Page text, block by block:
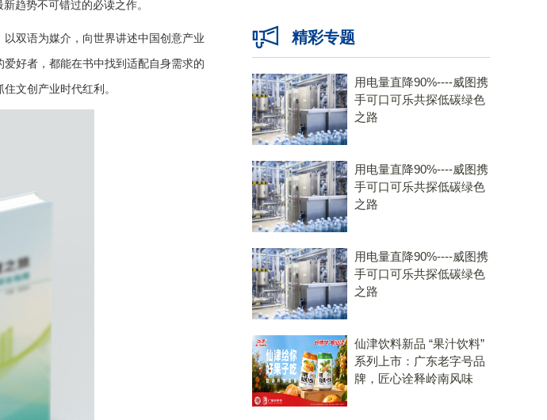
趋势不可错过的必读之作。
双语为媒介，向世界讲述中国创意产业
好者，都能在书中找到适配自身需求的
文创产业时代红利 。
精彩专题
用电量直降90%----威图携
手可口可乐共探低碳绿色
之路
用电量直降90%----威图携
手可口可乐共探低碳绿色
之路
用电量直降90%----威图携
手可口可乐共探低碳绿色
之路
仙津饮料新品 “果汁饮料”
系列上市：广东老字号品
牌，匠心诠释岭南风味